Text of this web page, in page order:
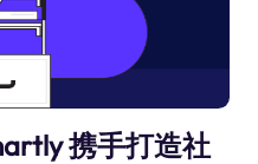
携手打造社